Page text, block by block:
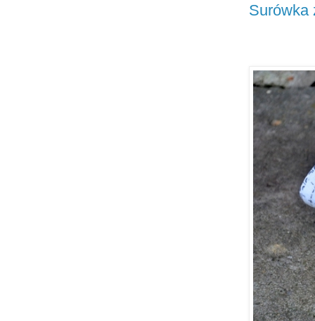
Surówka